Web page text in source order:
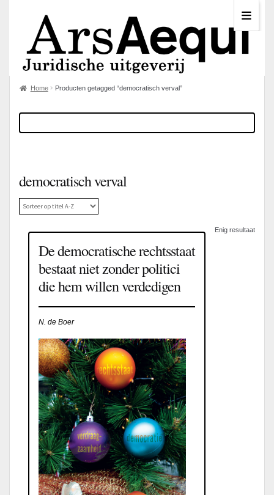
Home Producten getagged “democratisch verval”
democratisch verval
Enig resultaat
De democratische rechtsstaat
bestaat niet zonder politici
die hem willen verdedigen
N. de Boer